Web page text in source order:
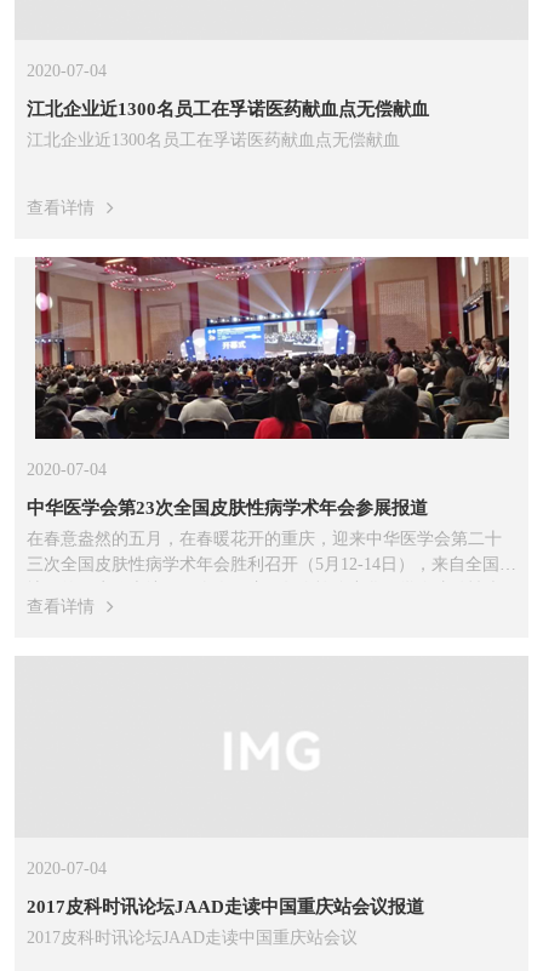
2020-07-04
江北企业近1300名员工在孚诺医药献血点无偿献血
江北企业近1300名员工在孚诺医药献血点无偿献血
查看详情
2020-07-04
中华医学会第23次全国皮肤性病学术年会参展报道
在春意盎然的五月，在春暖花开的重庆，迎来中华医学会第二十
三次全国皮肤性病学术年会胜利召开（5月12-14日），来自全国各
学分会成立80周年，...
查看详情
2020-07-04
2017皮科时讯论坛JAAD走读中国重庆站会议报道
2017皮科时讯论坛JAAD走读中国重庆站会议